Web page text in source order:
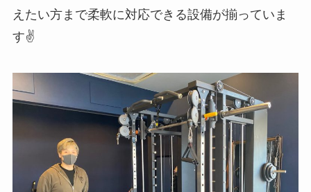
えたい方まで柔軟に対応できる設備が揃っていま
す✌️